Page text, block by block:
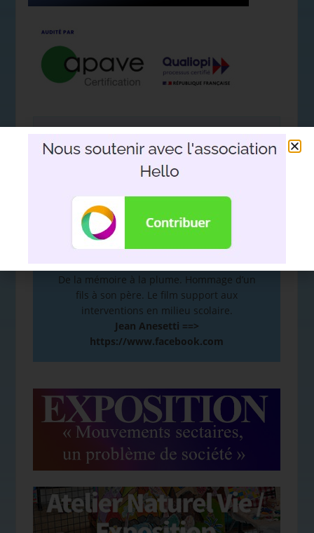
Nous soutenir avec l'association
Hello
De la mémoire à la plume. Hommage d’un
fils à son père. Le film support aux
interventions en milieu scolaire.
Jean Anesetti ==>
https://www.facebook.com